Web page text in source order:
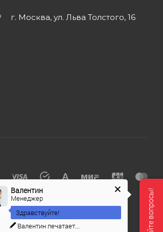
г. Москва, ул. Льва Толстого, 16
Валентин
Менеджер
Здравствуйте!
Валентин печатает...